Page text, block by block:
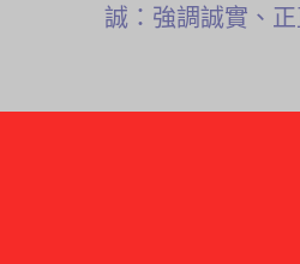
誠：強調誠實、